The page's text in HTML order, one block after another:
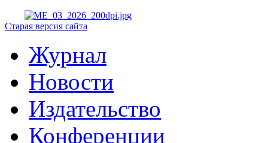
Старая версия сайта
Журнал
Новости
Издательство
Конференции